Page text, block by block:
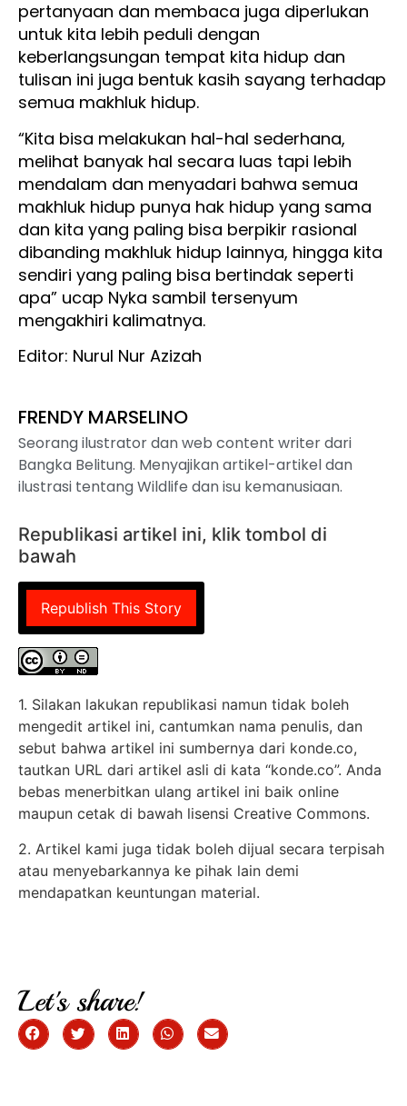
pertanyaan dan membaca juga diperlukan
untuk kita lebih peduli dengan
keberlangsungan tempat kita hidup dan
tulisan ini juga bentuk kasih sayang terhadap
semua makhluk hidup.
“Kita bisa melakukan hal-hal sederhana,
melihat banyak hal secara luas tapi lebih
mendalam dan menyadari bahwa semua
makhluk hidup punya hak hidup yang sama
dan kita yang paling bisa berpikir rasional
dibanding makhluk hidup lainnya, hingga kita
sendiri yang paling bisa bertindak seperti
apa” ucap Nyka sambil tersenyum
mengakhiri kalimatnya.
Editor: Nurul Nur Azizah
FRENDY MARSELINO
Seorang ilustrator dan web content writer dari
Bangka Belitung. Menyajikan artikel-artikel dan
ilustrasi tentang Wildlife dan isu kemanusiaan.
Republikasi artikel ini, klik tombol di
bawah
Republish This Story
1. Silakan lakukan republikasi namun tidak boleh
mengedit artikel ini, cantumkan nama penulis, dan
sebut bahwa artikel ini sumbernya dari konde.co,
tautkan URL dari artikel asli di kata “konde.co”. Anda
bebas menerbitkan ulang artikel ini baik online
maupun cetak di bawah lisensi Creative Commons.
2. Artikel kami juga tidak boleh dijual secara terpisah
atau menyebarkannya ke pihak lain demi
mendapatkan keuntungan material.
Let's share!